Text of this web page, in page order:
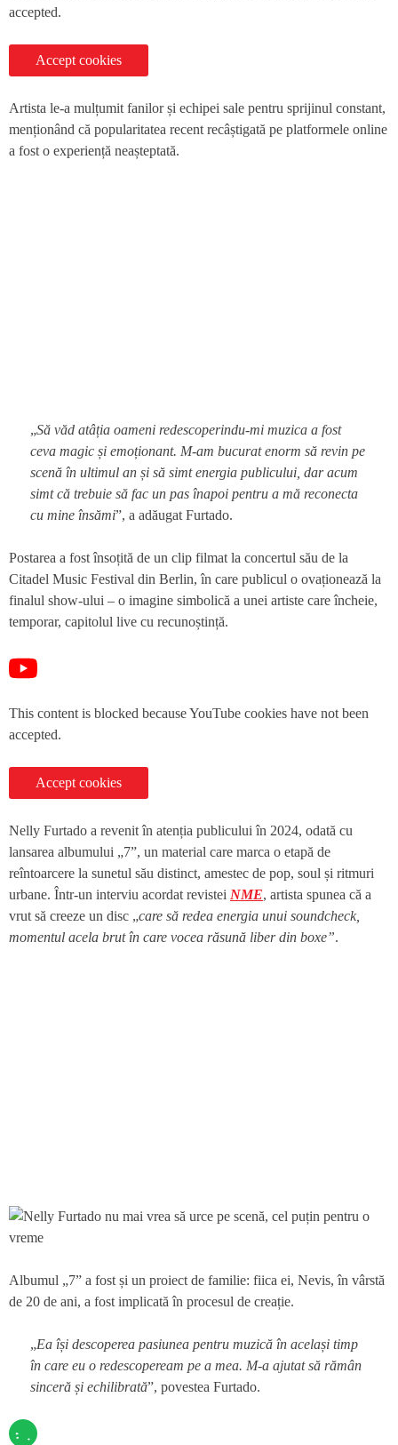
accepted.
Accept cookies
Artista le-a mulțumit fanilor și echipei sale pentru sprijinul constant,
menționând că popularitatea recent recâștigată pe platformele online
a fost o experiență neașteptată.
„Să văd atâția oameni redescoperindu-mi muzica a fost
ceva magic și emoționant. M-am bucurat enorm să revin pe
scenă în ultimul an și să simt energia publicului, dar acum
simt că trebuie să fac un pas înapoi pentru a mă reconecta
cu mine însămi”, a adăugat Furtado.
Postarea a fost însoțită de un clip filmat la concertul său de la
Citadel Music Festival din Berlin, în care publicul o ovaționează la
finalul show-ului – o imagine simbolică a unei artiste care încheie,
temporar, capitolul live cu recunoștință.
This content is blocked because YouTube cookies have not been
accepted.
Accept cookies
Nelly Furtado a revenit în atenția publicului în 2024, odată cu
lansarea albumului „7”, un material care marca o etapă de
reîntoarcere la sunetul său distinct, amestec de pop, soul și ritmuri
urbane. Într-un interviu acordat revistei NME, artista spunea că a
vrut să creeze un disc „care să redea energia unui soundcheck,
momentul acela brut în care vocea răsună liber din boxe”.
Albumul „7” a fost și un proiect de familie: fiica ei, Nevis, în vârstă
de 20 de ani, a fost implicată în procesul de creație.
„Ea își descoperea pasiunea pentru muzică în același timp
în care eu o redescopeream pe a mea. M-a ajutat să rămân
sinceră și echilibrată”, povestea Furtado.